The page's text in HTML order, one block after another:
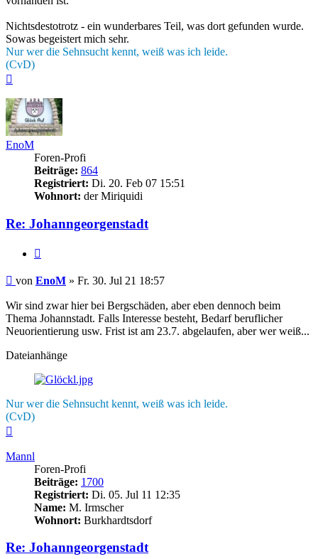
Nichtsdestotrotz - ein wunderbares Teil, was dort gefunden wurde.
Sowas begeistert mich sehr.
Nur wer die Sehnsucht kennt, weiß was ich leide.
(CvD)
EnoM
Foren-Profi
Beiträge: 864
Registriert: Di. 20. Feb 07 15:51
Wohnort: der Miriquidi
Re: Johanngeorgenstadt
Beitrag
von EnoM » Fr. 30. Jul 21 18:57
Wir sind zwar hier bei Bergschäden, aber eben dennoch beim
Thema Johannstadt. Falls Interesse besteht, Bedarf beruflicher
Neuorientierung usw. Frist ist am 23.7. abgelaufen, aber wer weiß...
Dateianhänge
Nur wer die Sehnsucht kennt, weiß was ich leide.
(CvD)
Mannl
Foren-Profi
Beiträge: 1700
Registriert: Di. 05. Jul 11 12:35
Name: M. Irmscher
Wohnort: Burkhardtsdorf
Re: Johanngeorgenstadt